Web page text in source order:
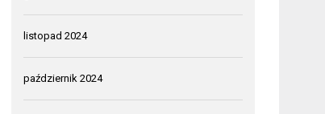
listopad 2024
październik 2024